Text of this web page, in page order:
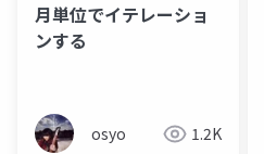
月単位でイテレーショ
ンする
osyo 1.2K